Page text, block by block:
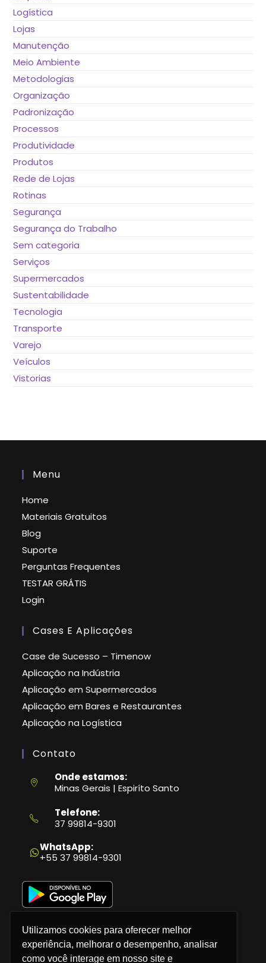
Utilizamos cookies para oferecer melhor
experiência, melhorar o desempenho, analisar
como você interage em nosso site e
Logística
Lojas
Manutenção
Meio Ambiente
Metodologias
Organização
Padronização
Processos
Produtividade
Produtos
Rede de Lojas
Rotinas
Segurança
Segurança do Trabalho
Sem categoria
Serviços
Supermercados
Sustentabilidade
Tecnologia
Transporte
Varejo
Veículos
Vistorias
Menu
Home
Materiais Gratuitos
Blog
Suporte
Perguntas Frequentes
TESTAR GRÁTIS
Login
Cases E Aplicações
Case de Sucesso – Timenow
Aplicação na Indústria
Aplicação em Supermercados
Aplicação em Bares e Restaurantes
Aplicação na Logística
Contato
Onde estamos:
Minas Gerais | Espiríto Santo
Telefone:
37 99814-9301
em
seu
aplicativo
WhatsApp:
+55 37 99814-9301